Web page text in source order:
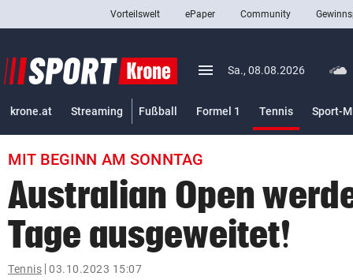
closeSchließen
Abonnieren
arrow_right
pin_drop
bookmark
search
Suchbegriff
Vorteilswelt ePaper Community
menu Menü aufklappen
Sa., 08.08.2026
krone.at Streaming Fußball Formel 1 Tennis
Sport-
MIT BEGINN AM SONNTAG
Australian Open
Tage ausgeweitet!
Tennis 03.10.2023 15:07